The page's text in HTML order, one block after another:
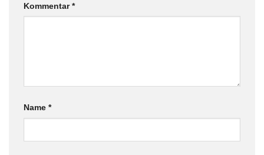
Kommentar*
Name *